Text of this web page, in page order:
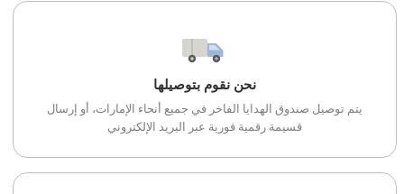
نحن نقوم بتوصيلها
يتم توصيل صندوق الهدايا الفاخر في جميع أنحاء الإمارات، أو إرسال
قسيمة رقمية فورية عبر البريد الإلكتروني